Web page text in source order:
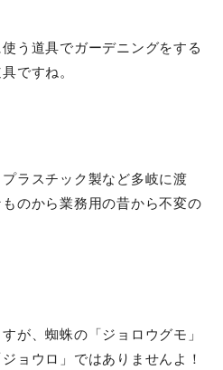
う道具でガーデニングをする
ですね。
ラスチック製など多岐に渡
のから業務用の昔から不変の
が、蜘蛛の「ジョロウグモ」
ョウロ」ではありませんよ！